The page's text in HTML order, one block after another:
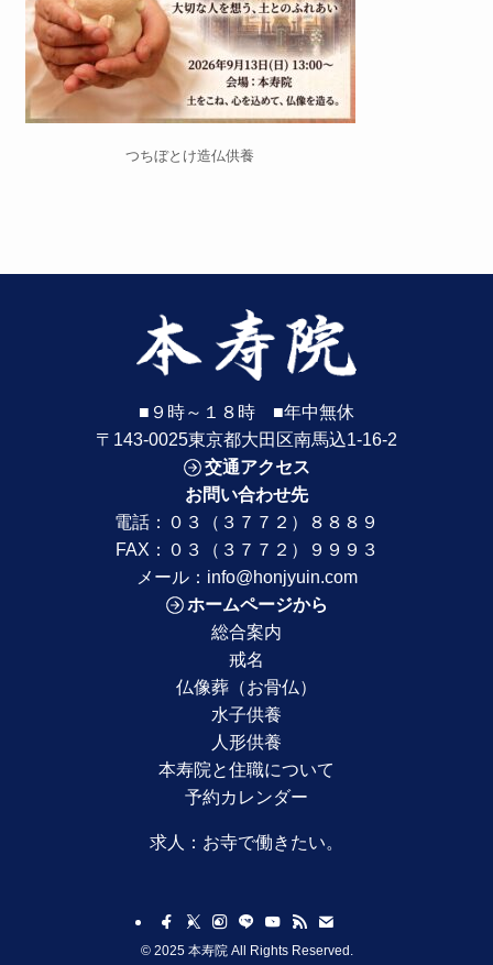
つちぼとけ造仏供養
■９時～１８時 ■年中無休
〒143-0025東京都大田区南馬込1-16-2
交通アクセス
お問い合わせ先
電話： ０３（３７７２）８８８９
FAX：０３（３７７２）９９９３
メール： info@honjyuin.com
ホームページから
総合案内
戒名
仏像葬（お骨仏）
水子供養
人形供養
本寿院と住職について
予約カレンダー
求人： お寺で働きたい。
©2025 本寿院 All Rights Reserved.